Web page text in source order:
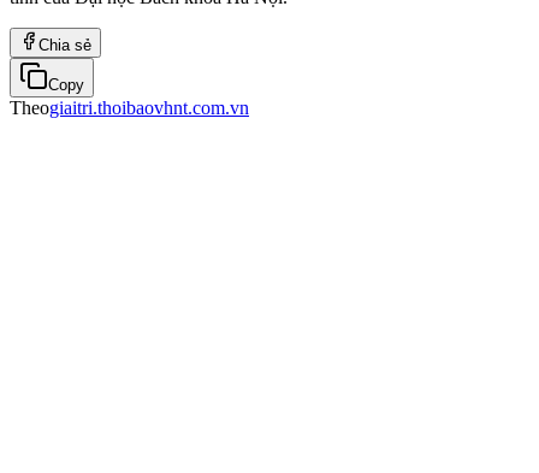
Chia sẻ
Copy
Theogiaitri.thoibaovhnt.com.vn